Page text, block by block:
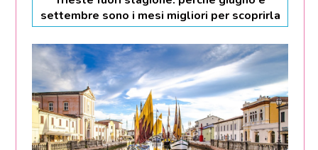
settembre sono i mesi migliori per scoprirla